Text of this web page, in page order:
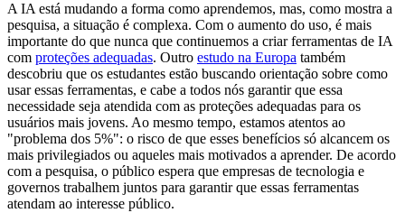
A IA está mudando a forma como aprendemos, mas, como mostra a
pesquisa, a situação é complexa. Com o aumento do uso, é mais
importante do que nunca que continuemos a criar ferramentas de IA
com proteções adequadas. Outro estudo na Europa também
descobriu que os estudantes estão buscando orientação sobre como
usar essas ferramentas, e cabe a todos nós garantir que essa
necessidade seja atendida com as proteções adequadas para os
usuários mais jovens. Ao mesmo tempo, estamos atentos ao
"problema dos 5%": o risco de que esses benefícios só alcancem os
mais privilegiados ou aqueles mais motivados a aprender. De acordo
com a pesquisa, o público espera que empresas de tecnologia e
governos trabalhem juntos para garantir que essas ferramentas
atendam ao interesse público.